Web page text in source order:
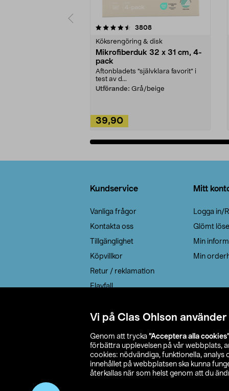
Vi på Clas Ohlson
Genom att trycka ”Acceptera alla
förbättra upplevelsen på vår webbplats,
cookies: nödvändiga, funktionella,
innehållet på webbplatsen ska kunna
återkallas när som helst genom att du
3808recensioner
Köksrengöring & disk
Mikrofiberduk 32 x 31 cm, 4-
pack
Aftonbladets "självklara favorit” i
test av d...
Utförande: Grå/beige
39,90
4.0av 5 stjärnor
Kundservice
Vanliga frågor
Kontakta oss
Tillgänglighet
Köpvillkor
Retur / reklamation
Elavfall
Leveransalternativ
Mitt
Logga in/
Glömt
Min
Min